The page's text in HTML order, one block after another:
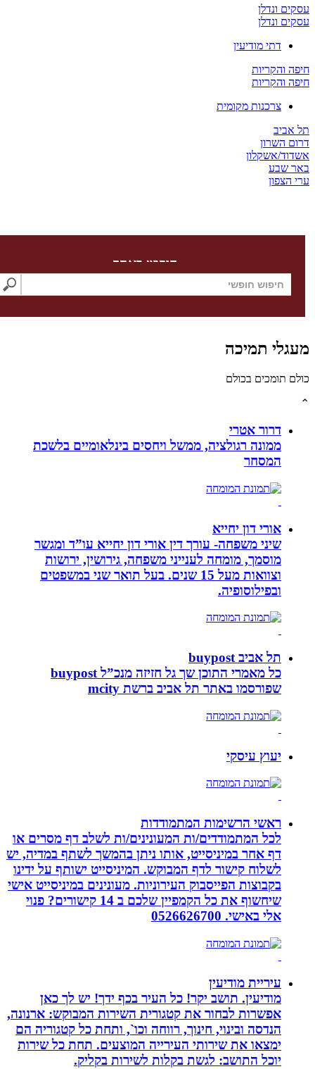
ונדלן
ונדלן
דתי מודיעין
צרכנות מקומית
אשקלון
חיפוש באתר
תמיכה
בכולם
דרור אטרי
ממונה רגולציה, ממשל ויחסים בינלאומיים בלשכת
המסחר
אורי דון יחייא
שיני משפחה- עורך דין אורי דון יחייא עו”ד ומגשר
מוסמך, מומחה לענייני משפחה, גירושין, ירושות
וצוואות מעל 15 שנים. בעל תואר שני במשפטים
ובפילוסופיה.
תל אביב buypost
כל מאמרי התוכן שך גל חזיזה מנכ”ל buypost
שפורסמו באתר תל אביב ברשת mcity
יעוץ עיסקי
ראשי הרשימות המתמודדות
לכל המתמודדים/ות המעונינים/ות לשלב דף מסרים או
דף אחר במיניסייט, אותו ניתן בהמשך לשתף במדיה, יש
לשלוח קישור לדף המבוקש. המיניסייט ישותף על ידינו
בקבוצות הפייסבוק העירוניות. מעונינים במיניסייט אישי
שיחשוף את כל הקמפיין שלכם ב 14 קישורים? פנוי
אלי באישי. 0526626700
עיריית מודיעין
מודיעין. תושב יקר! כל העיר בכף ידך! יש לך כאן
אפשרות לבחור את קטגורית השירות המבוקש: ארנונה,
הנדסה ובינוי, חינוך, רווחה וכו`, ותחת כל קטגוריה הם
ימצאו את שירותי העירייה המוצעים. תחת כל שירות
יוכל התושב: לגשת בקלות לשירות בקליק.